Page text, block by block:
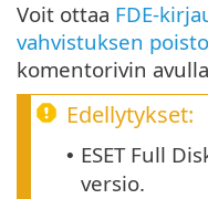
Voit ottaa FDE-
vahvistuksen
komentorivin
Edellytykset:
• ESET Full
versio.